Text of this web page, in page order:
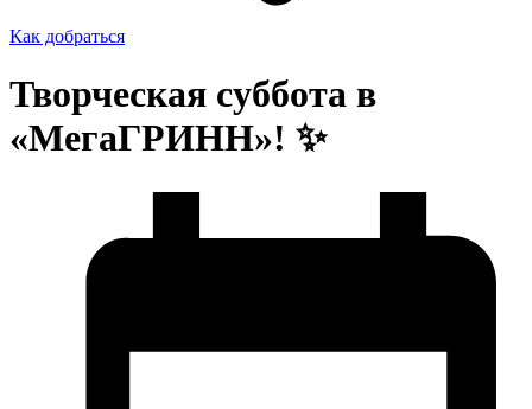
Как добраться
Творческая суббота в
«МегаГРИНН»! ✨